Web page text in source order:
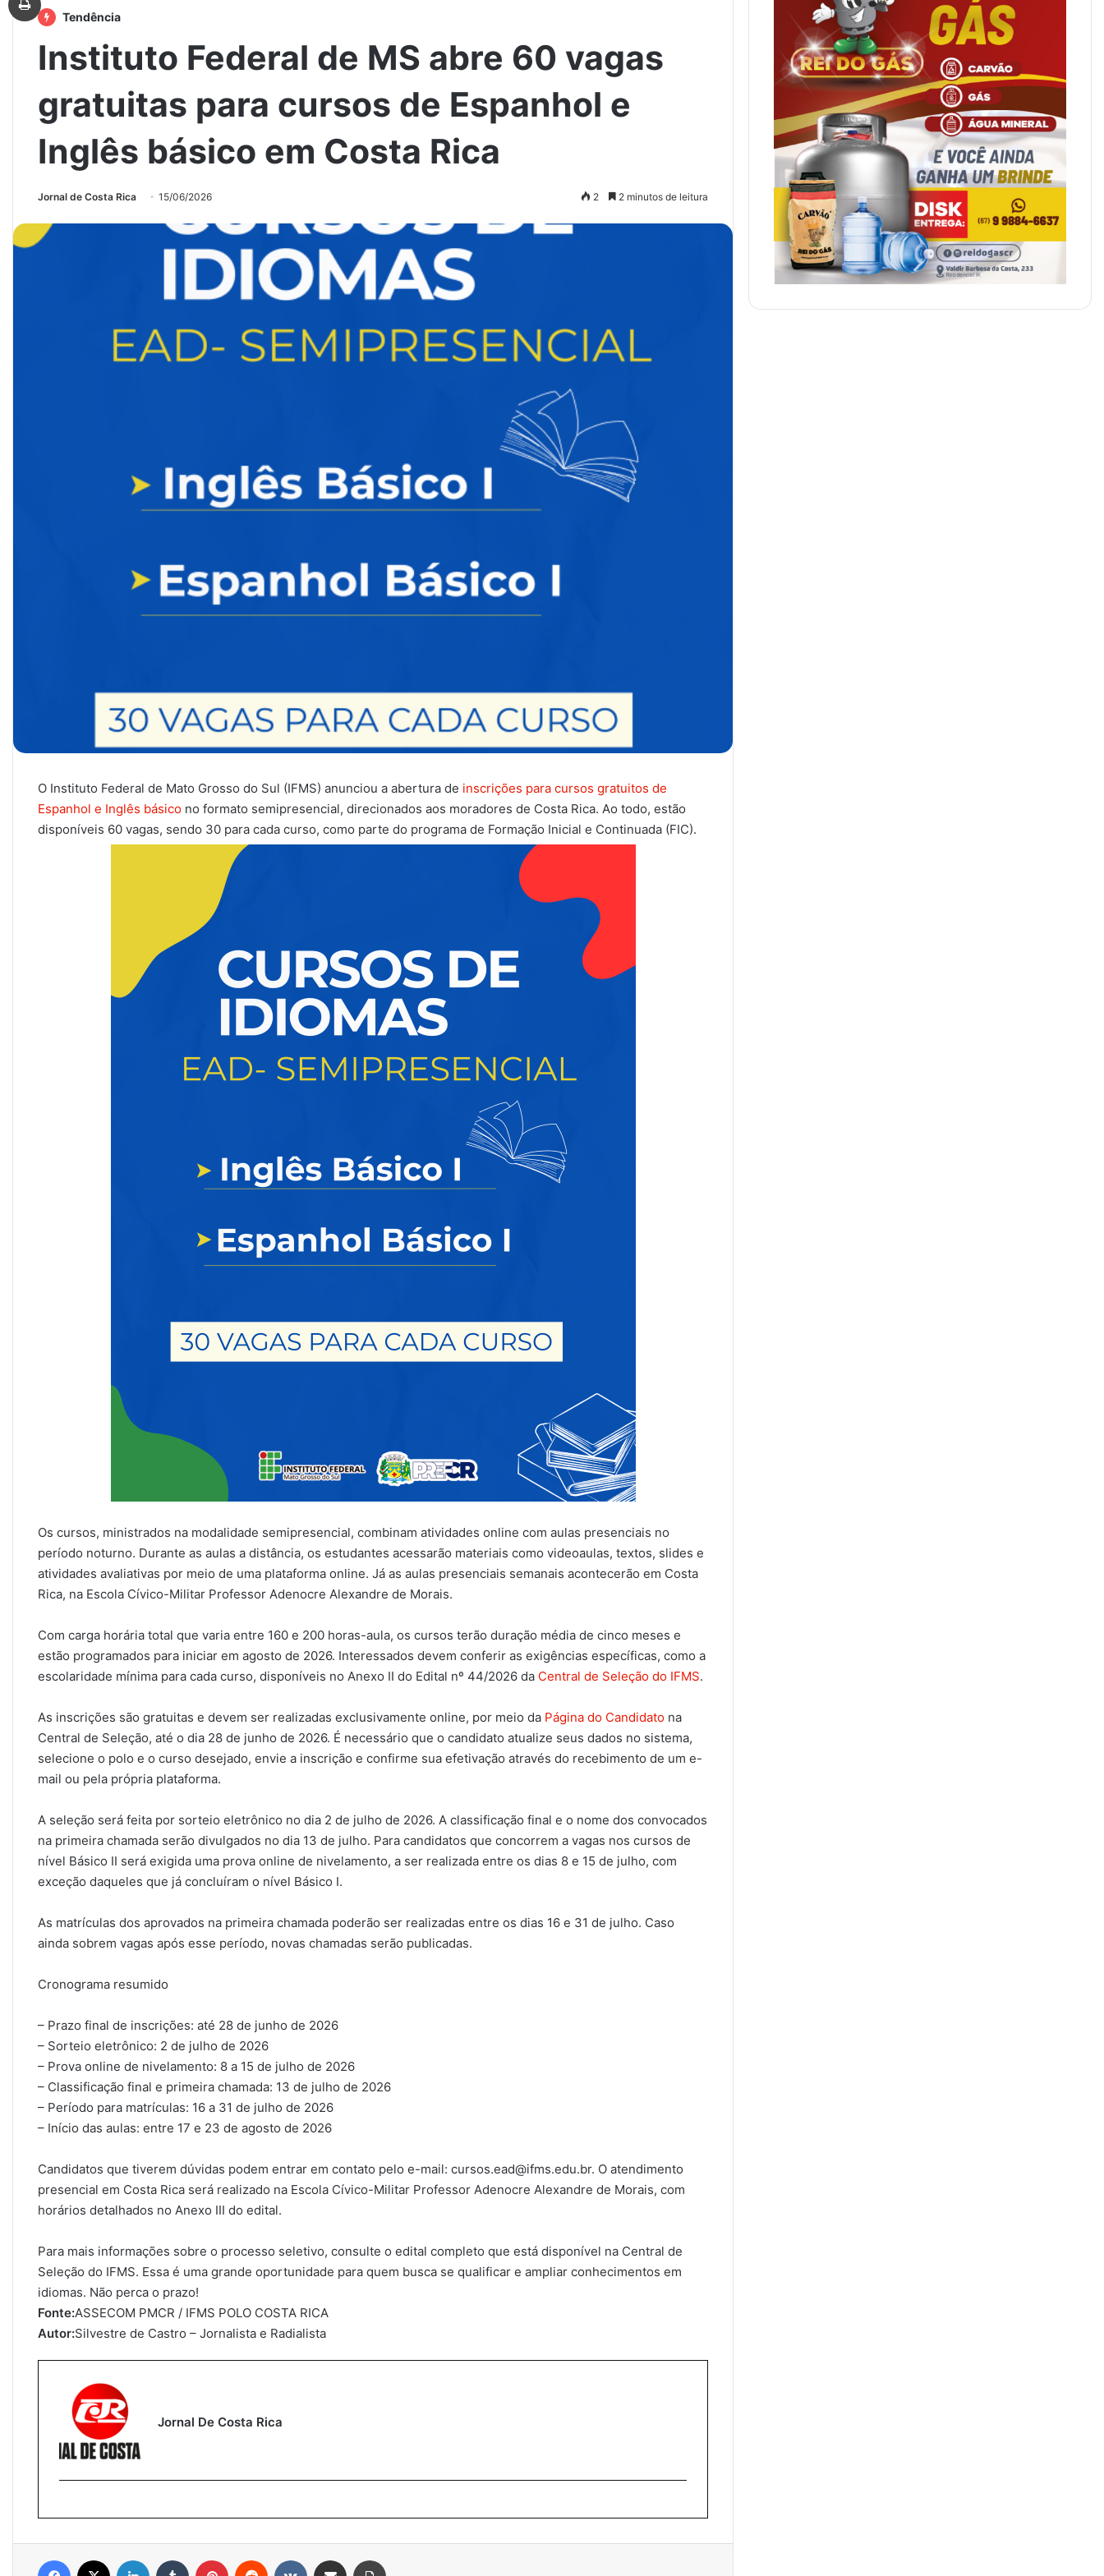
Tendência
Instituto Federal de MS abre 60 vagas
gratuitas para cursos de Espanhol e
Inglês básico em Costa Rica
Jornal de Costa Rica 15/06/2026 2 2 minutos de leitura
O Instituto Federal de Mato Grosso do Sul (IFMS) anunciou a abertura de inscrições para cursos gratuitos de
Espanhol e Inglês básico no formato semipresencial, direcionados aos moradores de Costa Rica. Ao todo, estão
disponíveis 60 vagas, sendo 30 para cada curso, como parte do programa de Formação Inicial e Continuada (FIC).
Os cursos, ministrados na modalidade semipresencial, combinam atividades online com aulas presenciais no
período noturno. Durante as aulas a distância, os estudantes acessarão materiais como videoaulas, textos, slides e
atividades avaliativas por meio de uma plataforma online. Já as aulas presenciais semanais acontecerão em Costa
Rica, na Escola Cívico-Militar Professor Adenocre Alexandre de Morais.
Com carga horária total que varia entre 160 e 200 horas-aula, os cursos terão duração média de cinco meses e
estão programados para iniciar em agosto de 2026. Interessados devem conferir as exigências específicas, como a
escolaridade mínima para cada curso, disponíveis no Anexo II do Edital nº 44/2026 da Central de Seleção do IFMS.
As inscrições são gratuitas e devem ser realizadas exclusivamente online, por meio da Página do Candidato na
Central de Seleção, até o dia 28 de junho de 2026. É necessário que o candidato atualize seus dados no sistema,
selecione o polo e o curso desejado, envie a inscrição e confirme sua efetivação através do recebimento de um e-
mail ou pela própria plataforma.
A seleção será feita por sorteio eletrônico no dia 2 de julho de 2026. A classificação final e o nome dos convocados
na primeira chamada serão divulgados no dia 13 de julho. Para candidatos que concorrem a vagas nos cursos de
nível Básico II será exigida uma prova online de nivelamento, a ser realizada entre os dias 8 e 15 de julho, com
exceção daqueles que já concluíram o nível Básico I.
As matrículas dos aprovados na primeira chamada poderão ser realizadas entre os dias 16 e 31 de julho. Caso
ainda sobrem vagas após esse período, novas chamadas serão publicadas.
Cronograma resumido
– Prazo final de inscrições: até 28 de junho de 2026
– Sorteio eletrônico: 2 de julho de 2026
– Prova online de nivelamento: 8 a 15 de julho de 2026
– Classificação final e primeira chamada: 13 de julho de 2026
– Período para matrículas: 16 a 31 de julho de 2026
– Início das aulas: entre 17 e 23 de agosto de 2026
Candidatos que tiverem dúvidas podem entrar em contato pelo e-mail: cursos.ead@ifms.edu.br. O atendimento
presencial em Costa Rica será realizado na Escola Cívico-Militar Professor Adenocre Alexandre de Morais, com
horários detalhados no Anexo III do edital.
Para mais informações sobre o processo seletivo, consulte o edital completo que está disponível na Central de
Seleção do IFMS. Essa é uma grande oportunidade para quem busca se qualificar e ampliar conhecimentos em
idiomas. Não perca o prazo!
Fonte:ASSECOM PMCR / IFMS POLO COSTA RICA
Autor:Silvestre de Castro – Jornalista e Radialista
Jornal De Costa Rica
Facebook Linkedin Tumblr Pinterest Reddit Compartilhar via e-mail